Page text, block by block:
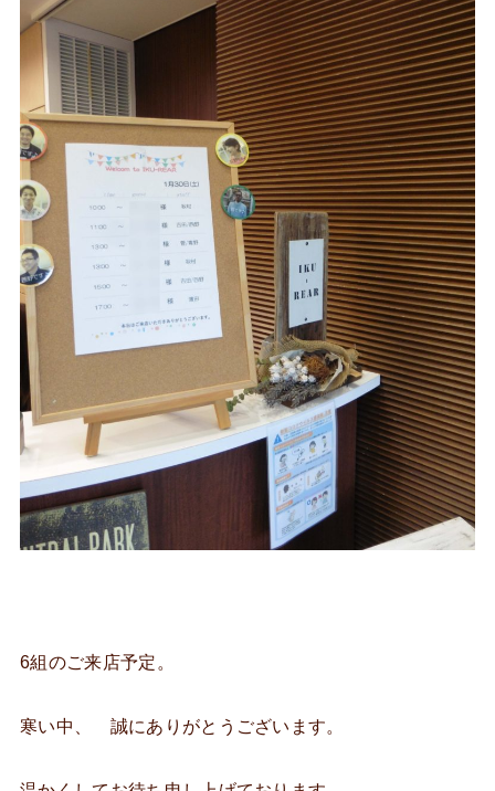
6組のご来店予定。
寒い中、 誠にありがとうございます。